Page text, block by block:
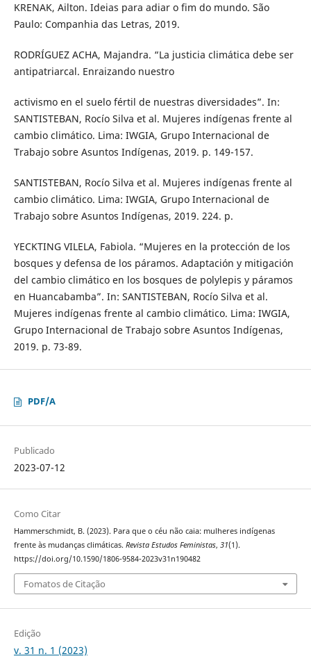
KRENAK, Ailton. Ideias para adiar o fim do mundo. São
Paulo: Companhia das Letras, 2019.
RODRÍGUEZ ACHA, Majandra. “La justicia climática debe ser
antipatriarcal. Enraizando nuestro
activismo en el suelo fértil de nuestras diversidades”. In:
SANTISTEBAN, Rocío Silva et al. Mujeres indígenas frente al
cambio climático. Lima: IWGIA, Grupo Internacional de
Trabajo sobre Asuntos Indígenas, 2019. p. 149-157.
SANTISTEBAN, Rocío Silva et al. Mujeres indígenas frente al
cambio climático. Lima: IWGIA, Grupo Internacional de
Trabajo sobre Asuntos Indígenas, 2019. 224. p.
YECKTING VILELA, Fabiola. “Mujeres en la protección de los
bosques y defensa de los páramos. Adaptación y mitigación
del cambio climático en los bosques de polylepis y páramos
en Huancabamba”. In: SANTISTEBAN, Rocío Silva et al.
Mujeres indígenas frente al cambio climático. Lima: IWGIA,
Grupo Internacional de Trabajo sobre Asuntos Indígenas,
2019. p. 73-89.
PDF/A
Publicado
2023-07-12
Como Citar
Hammerschmidt, B. (2023). Para que o céu não caia: mulheres indígenas
frente às mudanças climáticas. Revista Estudos Feministas, 31(1).
https://doi.org/10.1590/1806-9584-2023v31n190482
Fomatos de Citação
Edição
v. 31 n. 1 (2023)